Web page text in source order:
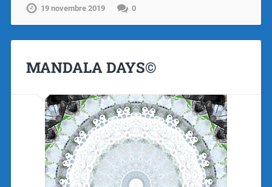
19 novembre 2019 0
MANDALA DAYS©